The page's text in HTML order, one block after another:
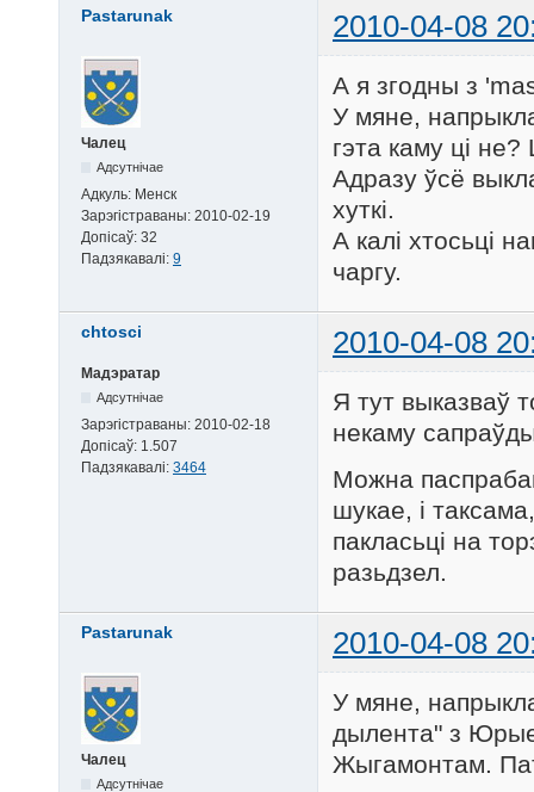
Pastarunak 2010-04-08
Чалец
Адсутнічае
Адкуль: Менск
Зарэгістраваны: 2010-02-19
Допісаў: 32
Падзякавалі: 9
А я згодны з
У мяне,
гэта каму ці
Адразу ўсё
хуткі.
А калі хтосьці
чаргу.
chtosci 2010-04-08
Мадэратар
Адсутнічае
Зарэгістраваны: 2010-02-18
Допісаў: 1.507
Падзякавалі: 3464
Я тут выказваў
некаму
Можна
шукае, і
пакласьці на
разьдзел.
Pastarunak 2010-04-08
Чалец
Адсутнічае
У мяне,
дылента" з
Жыгамонтам.